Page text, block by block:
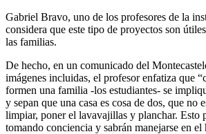
Gabriel Bravo, uno de los profesores de la
considera que este tipo de proyectos son
las familias.
De hecho, en un comunicado del
imágenes incluidas, el profesor enfatiza que
formen una familia -los estudiantes- se
y sepan que una casa es cosa de dos, que no
limpiar, poner el lavavajillas y planchar. Esto
tomando conciencia y sabrán manejarse en el